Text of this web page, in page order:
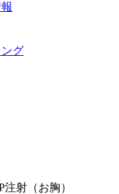
グ
注射（お胸）